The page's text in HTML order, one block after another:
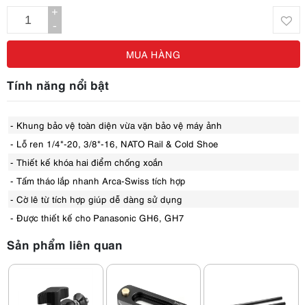
+
-
MUA HÀNG
Tính năng nổi bật
- Khung bảo vệ toàn diện vừa vặn bảo vệ máy ảnh
- Lỗ ren 1/4"-20, 3/8"-16, NATO Rail & Cold Shoe
- Thiết kế khóa hai điểm chống xoắn
- Tấm tháo lắp nhanh Arca-Swiss tích hợp
- Cờ lê từ tích hợp giúp dễ dàng sử dụng
- Được thiết kế cho Panasonic GH6, GH7
Sản phẩm liên quan